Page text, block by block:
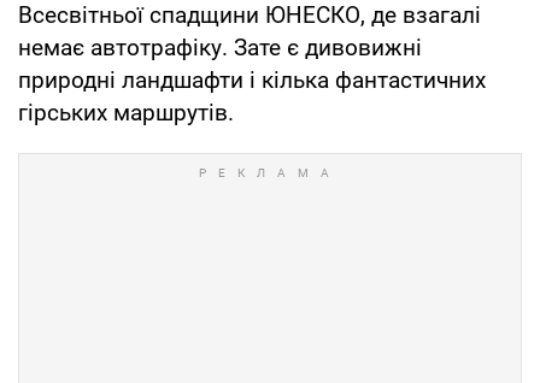
Всесвітньої спадщини ЮНЕСКО, де взагалі
немає автотрафіку. Зате є дивовижні
природні ландшафти і кілька фантастичних
гірських маршрутів.